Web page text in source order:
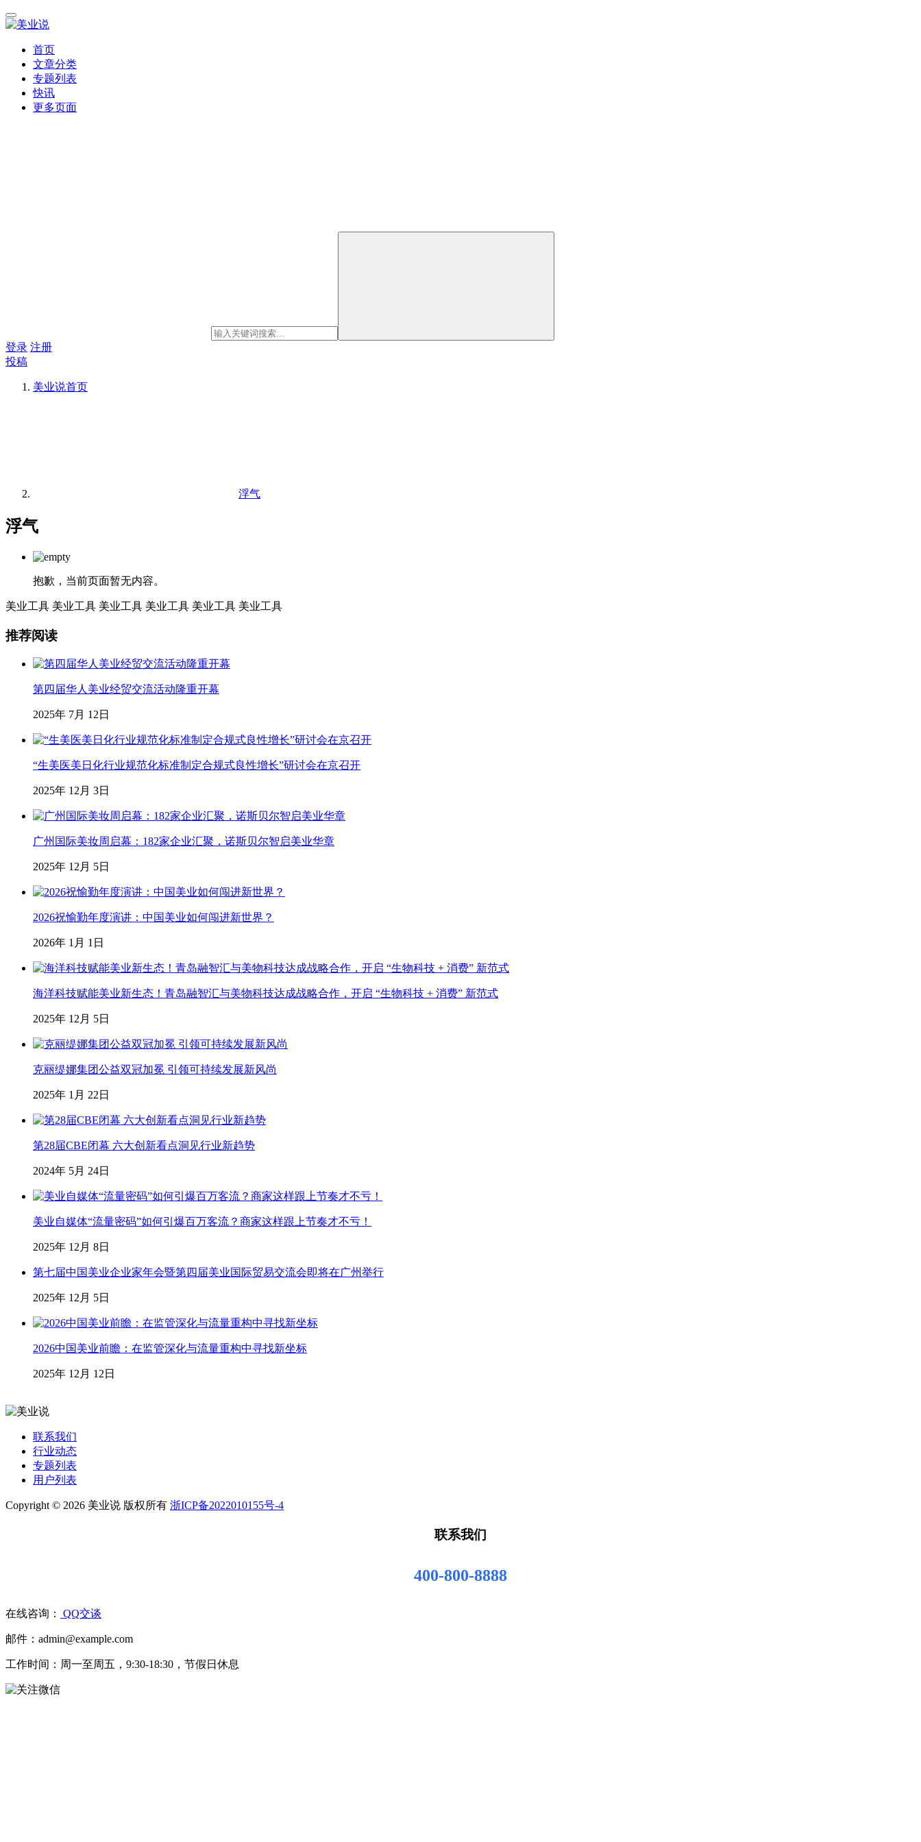
首页
文章分类
专题列表
快讯
更多页面
登录 注册
投稿
美业说首页
浮气
浮气
抱歉，当前页面暂无内容。
美业工具 美业工具 美业工具 美业工具 美业工具 美业工具
推荐阅读
第四届华人美业经贸交流活动隆重开幕
2025年 7月 12日
“生美医美日化行业规范化标准制定合规式良性增长”研讨会在京召开
2025年 12月 3日
广州国际美妆周启幕：182家企业汇聚，诺斯贝尔智启美业华章
2025年 12月 5日
2026祝愉勤年度演讲：中国美业如何闯进新世界？
2026年 1月 1日
海洋科技赋能美业新生态！青岛融智汇与美物科技达成战略合作，开启 “生物科技 + 消费” 新范式
2025年 12月 5日
克丽缇娜集团公益双冠加冕 引领可持续发展新风尚
2025年 1月 22日
第28届CBE闭幕 六大创新看点洞见行业新趋势
2024年 5月 24日
美业自媒体“流量密码”如何引爆百万客流？商家这样跟上节奏才不亏！
2025年 12月 8日
第七届中国美业企业家年会暨第四届美业国际贸易交流会即将在广州举行
2025年 12月 5日
2026中国美业前瞻：在监管深化与流量重构中寻找新坐标
2025年 12月 12日
联系我们
行业动态
专题列表
用户列表
Copyright © 2026 美业说 版权所有 浙ICP备2022010155号-4
联系我们
400-800-8888
在线咨询： QQ交谈
邮件：admin@example.com
工作时间：周一至周五，9:30-18:30，节假日休息